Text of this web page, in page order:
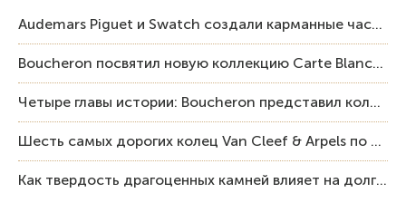
Audemars Piguet и Swatch создали карманные часы в эстетике Royal Oak и Pop Art
Boucheron посвятил новую коллекцию Carte Blanche Human Being человеку и силе мастерства
Четыре главы истории: Boucheron представил коллекцию «Nom: Boucheron, Prénom: Frédéric»
Шесть самых дорогих колец Van Cleef & Arpels по итогам аукционов Sotheby’s
Как твердость драгоценных камней влияет на долговечность ювелирных изделий